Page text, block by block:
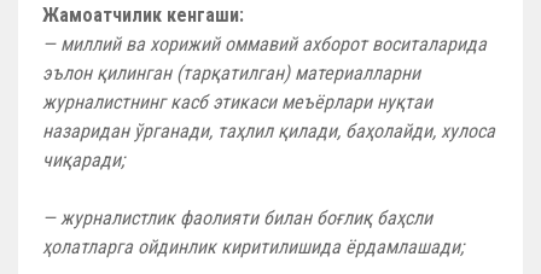
Жамоатчилик кенгаши:
— миллий ва хорижий оммавий ахборот воситаларида
эълон қилинган (тарқатилган) материалларни
журналистнинг касб этикаси меъёрлари нуқтаи
назаридан ўрганади, таҳлил қилади, баҳолайди, хулоса
чиқаради;
— журналистлик фаолияти билан боғлиқ баҳсли
ҳолатларга ойдинлик киритилишида ёрдамлашади;